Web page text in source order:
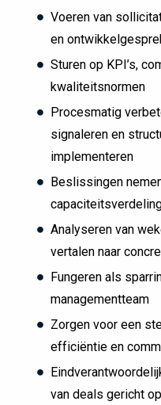
Voeren van
en
Sturen op KPI’s,
kwaliteitsnormen
Procesmatig
signaleren en
implementeren
Beslissingen
Analyseren van
vertalen naar
Fungeren als
managementteam
Zorgen voor een
efficiëntie en
van deals gericht